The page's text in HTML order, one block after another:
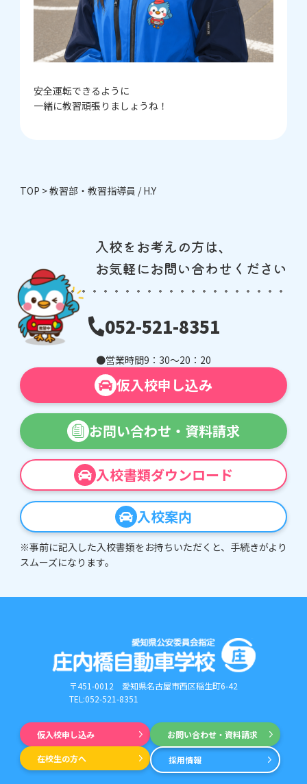
TOP >教習部・教習指導員 / H.Y
安全運転できるように
一緒に教習頑張りましょうね！
入校をお考えの方は、
お気軽にお問い合わせください
052-521-8351
営業時間9：30〜20：20
仮入校申し込み
お問い合わせ・ 資料請求
入校書類ダウンロード
入校案内
※事前に記入した入校書類をお持ちいただくと、手続きがより
スムーズになります。
〒451-0012 愛知県名古屋市西区稲生町6-42
TEL:052-521-8351
仮入校申し込み お問い合わせ・資料請求
在校生の方へ 採用情報